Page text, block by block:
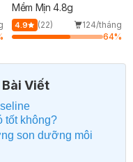
Mềm Mịn 4.8g
4.9 (22)
124/tháng
64%
Viết
tốt không?
son dưỡng môi